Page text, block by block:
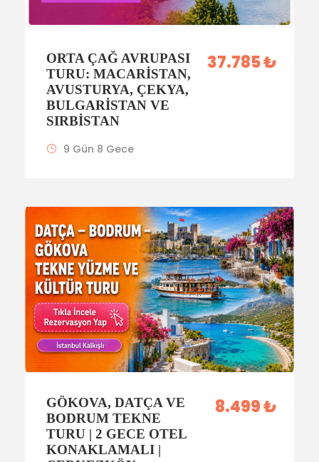
ORTA ÇAĞ AVRUPASI
TURU: MACARISTAN,
AVUSTURYA, ÇEKYA,
BULGARISTAN VE
SIRBISTAN
37.785 ₺
9 Gün 8 Gece
GÖKOVA, DATÇA VE
BODRUM TEKNE
TURU | 2 GECE OTEL
KONAKLAMALI |
8.499 ₺